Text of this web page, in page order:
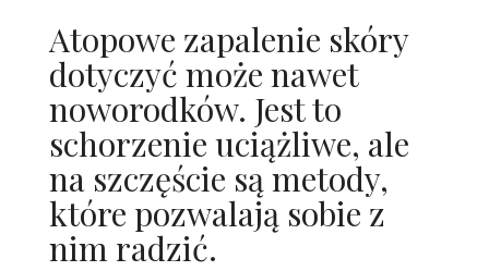
Atopowe zapalenie skóry
dotyczyć może nawet
noworodków. Jest to
schorzenie uciążliwe, ale
na szczęście są metody,
które pozwalają sobie z
nim radzić.